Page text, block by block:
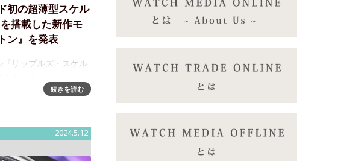
初の超薄型スケル
搭載した新作モ
ン』を発表
リップルズ・スケル
ン」は、ブランド初の
続きを読む
2024.5.12